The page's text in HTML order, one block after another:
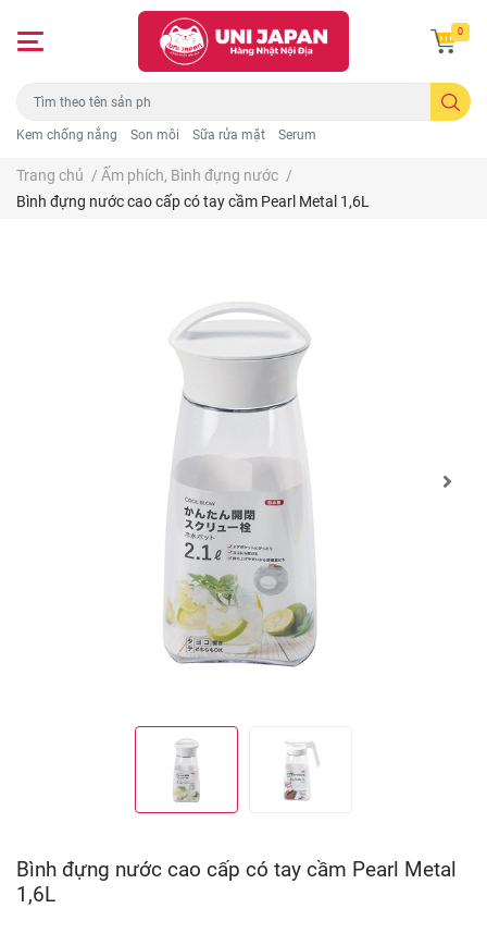
Kem chống nắng Son môi Sữa rửa mặt Serum
0
Trang chủ / Ấm phích, Bình đựng nước /
Bình đựng nước cao cấp có tay cầm Pearl Metal 1,6L
Bình đựng nước cao cấp có tay cầm Pearl Metal
1,6L